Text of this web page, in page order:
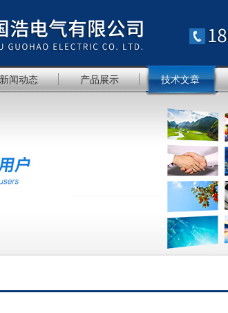
闻动态 产品展示 技术文章